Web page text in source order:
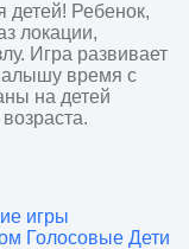
детей! Ребенок,
локации,
Игра развивает
время с
на детей
игры
Голосовые Дети